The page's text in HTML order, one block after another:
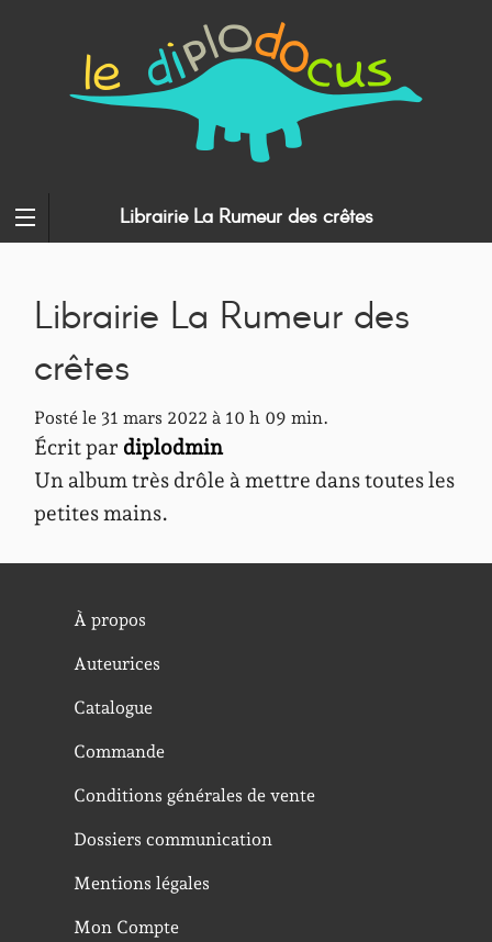
Librairie La Rumeur des crêtes
Librairie La Rumeur des
crêtes
Posté le 31 mars 2022 à 10 h 09 min.
Écrit par diplodmin
Un album très drôle à mettre dans toutes les
petites mains.
À propos
Auteurices
Catalogue
Commande
Conditions générales de vente
Dossiers communication
Mentions légales
Mon Compte